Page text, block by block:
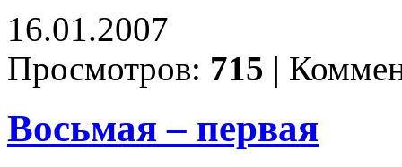
16.01.2007
Просмотров: 715 |
Восьмая – первая